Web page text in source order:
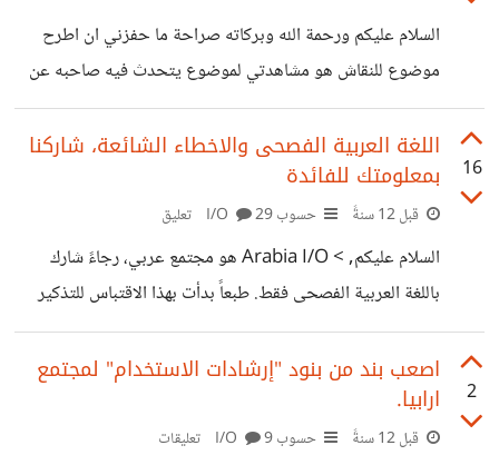
السلام عليكم ورحمة الله وبركاته صراحة ما حفزني ان اطرح
موضوع للنقاش هو مشاهدتي لموضوع يتحدث فيه صاحبه عن
قصة نجاح بجني ارباح من موقع fiverr , ولربما الكثير لا يعلم
ان مؤسس الموقع اسمه "Micha Kaufman" هو اسرائيلي
مقيم في تل الربيع وفي نيويورك, المقر الرئيسي في "اسرائيل"
الارباح تخضع لضرائب, الضرائب لحكومة العدو , ومن المعلوم ان
جزء كبير من الضرائب يدفع لتعزيز الاحتلال الصهيوني ! سواء
16
اللغة العربية الفصحى والاخطاء الشائعة، شاركنا
بمعلومتك للفائدة
قبل 12 سنةً حسوب I/O29 تعليق
السلام عليكم, > Arabia I/O هو مجتمع عربي، رجاءً شارك
باللغة العربية الفصحى فقط. طبعاً بدأت بهذا الاقتباس للتذكير
ولبداية الموضوع الذي اطرحه في هذه المساهمة, حول استخدام
اللغة العربية في المجتمع, اولاً اشكركم بعنف على الاهتمام باللغة,
وخصوصاً انه مجتمع يغلب عليه الجدية في الطرح وفي الارتقاء
بمستوى المحتوى العربي, لكن صراحة للاسف ما زلت اجد كثير
2
اصعب بند من بنود "إرشادات الاستخدام" لمجتمع
ارابيا.
قبل 12 سنةً حسوب I/O9 تعليقات